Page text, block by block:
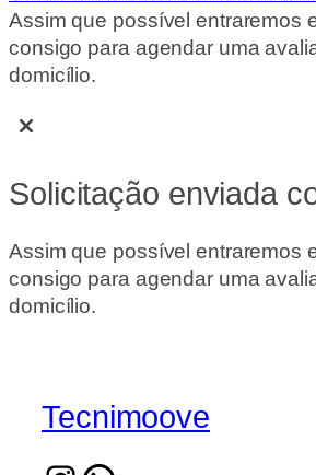
Assim que possível entraremos
consigo para agendar uma
domicílio.
Solicitação enviada
Assim que possível entraremos
consigo para agendar uma
domicílio.
Tecnimoove